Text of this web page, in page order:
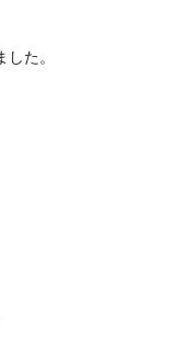
た。